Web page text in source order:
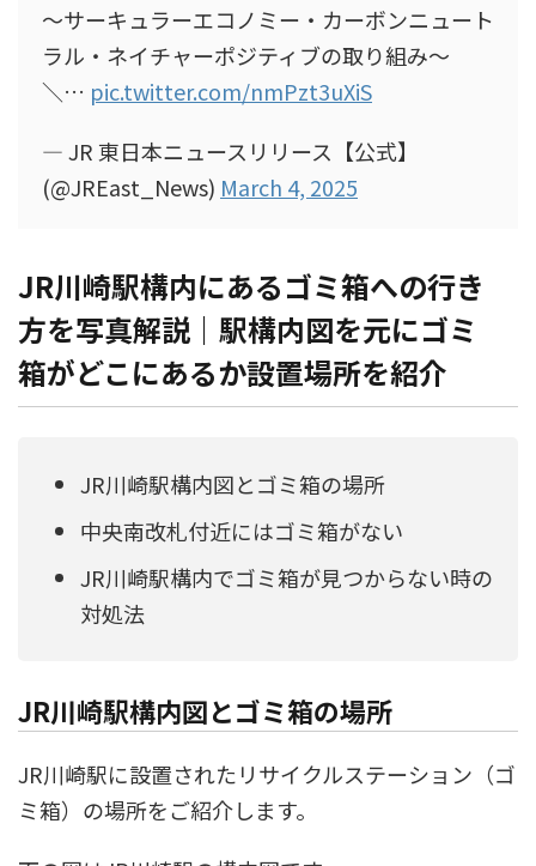
～サーキュラーエコノミー・カーボンニュート
ラル・ネイチャーポジティブの取り組み～
＼… pic.twitter.com/nmPzt3uXiS
— JR 東日本ニュースリリース【公式】
(@JREast_News) March 4, 2025
JR川崎駅構内にあるゴミ箱への行き
方を写真解説｜駅構内図を元にゴミ
箱がどこにあるか設置場所を紹介
JR川崎駅構内図とゴミ箱の場所
中央南改札付近にはゴミ箱がない
JR川崎駅構内でゴミ箱が見つからない時の
対処法
JR川崎駅構内図とゴミ箱の場所
JR川崎駅に設置されたリサイクルステーション（ゴ
ミ箱）の場所をご紹介します。